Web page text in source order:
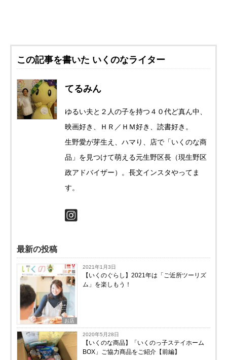
この記事を書いた いくのなライター
てるみん
ゆるい夫と２人の子を持つ４０代ど真ん中、
映画好き、ＨＲ／ＨＭ好き、読書好き。
生野愛が芽生え、ハマり、店で「いくのな商
品」を見つけて萌える元生野区長（現生野区
政アドバイザー）。長文インスタやってま
す。
最新の投稿
お店
2021年1月3日
【いくのぐらし】2021年は「ご近所ツーリズ
ム」を楽しもう！
2020年5月28日
【いくのな商品】「いくのっ子ステイホーム
BOX」ご協力商品をご紹介【前編】